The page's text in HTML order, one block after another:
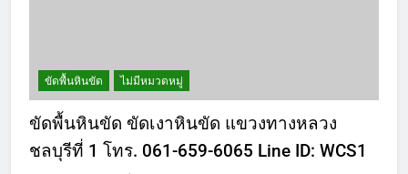
ขัดพื้นหินขัด ไม่มีหมวดหมู่
ขัดพื้นหินขัด ขัดเงาหินขัด แขวงทางหลวง
ชลบุรีที่ 1 โทร. 061-659-6065 Line ID: WCS1